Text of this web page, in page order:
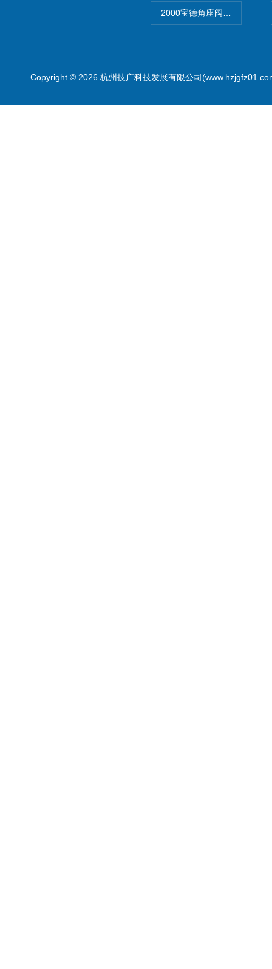
2000宝德角座阀德国宝帝
Copyright © 2026 杭州技广科技发展有限公司